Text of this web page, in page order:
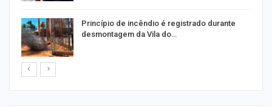
Princípio de incêndio é registrado durante
desmontagem da Vila do…